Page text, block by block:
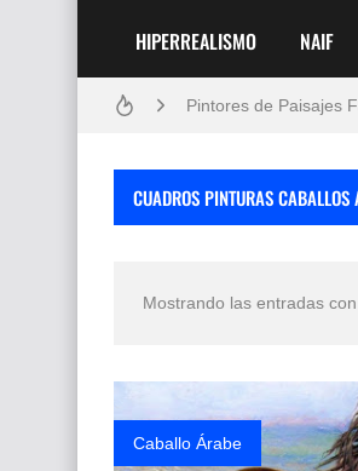
HIPERREALISMO NAIF
Frutas y Flores Para
Pintores de Paisajes
Rostros Bellos, La
Fotos Artísticas de las
CUADROS PINTURAS CABALLOS
Mostrando las entradas
Caballo Árabe